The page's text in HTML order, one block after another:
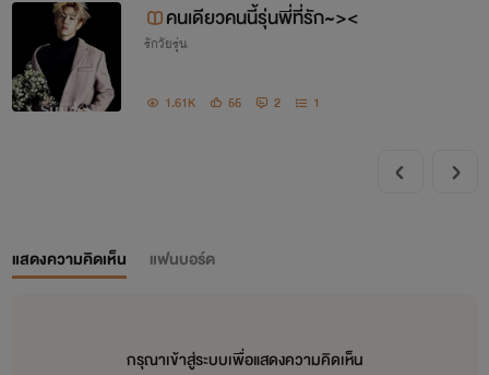
คนเดียวคนนี้รุ่นพี่ที่รัก~><
รักวัยรุ่น
1.61K 55 2 1
แสดงความคิดเห็น แฟนบอร์ด
กรุณาเข้าสู่ระบบเพื่อแสดงความคิดเห็น